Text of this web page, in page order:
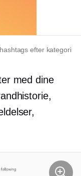
efter kategori
med dine